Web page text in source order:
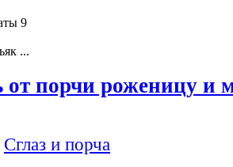
9
...
от порчи роженицу и
Сглаз и порча